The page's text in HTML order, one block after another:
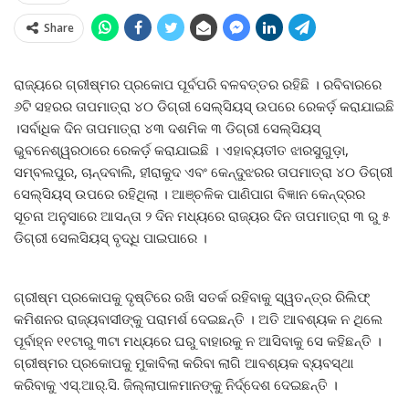
Share
ରାଜ୍ୟରେ ଗ୍ରୀଷ୍ମର ପ୍ରକୋପ ପୂର୍ବପରି ବଳବତ୍ତର ରହିଛି । ରବିବାରରେ
୬ଟି ସହରର ତାପମାତ୍ରା ୪୦ ଡିଗ୍ରୀ ସେଲ୍‍ସିୟସ୍‍ ଉପରେ ରେକର୍ଡ଼ କରାଯାଇଛି
।ସର୍ବାଧିକ ଦିନ ତାପମାତ୍ରା ୪୩ ଦଶମିକ ୩ ଡିଗ୍ରୀ ସେଲ୍‍ସିୟସ୍‍
ଭୁବନେଶ୍ୱରଠାରେ ରେକର୍ଡ଼ କରାଯାଇଛି । ଏହାବ୍ୟତୀତ ଝାରସୁଗୁଡ଼ା,
ସମ୍ବଲପୁର, ଚାନ୍ଦବାଲି, ହୀରାକୁଦ ଏବଂ କେନ୍ଦୁଝରର ତାପମାତ୍ରା ୪୦ ଡିଗ୍ରୀ
ସେଲ୍‍ସିୟସ୍‍ ଉପରେ ରହିଥିଲା । ଆଞ୍ଚଳିକ ପାଣିପାଗ ବିଜ୍ଞାନ କେନ୍ଦ୍ରର
ସୂଚନା ଅନୁସାରେ ଆସନ୍ତା ୨ ଦିନ ମଧ୍ୟରେ ରାଜ୍ୟର ଦିନ ତାପମାତ୍ରା ୩ ରୁ ୫
ଡିଗ୍ରୀ ସେଲସିୟସ୍‍ ବୃଦ୍ଧି ପାଇପାରେ ।
ଗ୍ରୀଷ୍ମ ପ୍ରକୋପକୁ ଦୃଷ୍ଟିରେ ରଖି ସତର୍କ ରହିବାକୁ ସ୍ୱତନ୍ତ୍ର ରିଲିଫ୍‍
କମିଶନର ରାଜ୍ୟବାସୀଙ୍କୁ ପରାମର୍ଶ ଦେଇଛନ୍ତି । ଅତି ଆବଶ୍ୟକ ନ ଥିଲେ
ପୂର୍ବାହ୍ନ ୧୧ଟାରୁ ୩ଟା ମଧ୍ୟରେ ଘରୁ ବାହାରକୁ ନ ଆସିବାକୁ ସେ କହିଛନ୍ତି ।
ଗ୍ରୀଷ୍ମର ପ୍ରକୋପକୁ ମୁକାବିଲା କରିବା ଲାଗି ଆବଶ୍ୟକ ବ୍ୟବସ୍ଥା
କରିବାକୁ ଏସ୍‍.ଆର୍‍.ସି. ଜିଲ୍ଲାପାଳମାନଙ୍କୁ ନିର୍ଦ୍ଦେଶ ଦେଇଛନ୍ତି ।